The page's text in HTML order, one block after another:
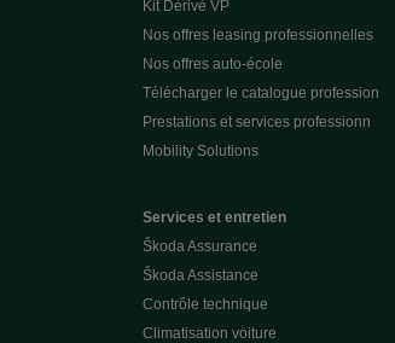
Kit Dérivé VP
Nos offres leasing professionnelles
Nos offres auto-école
Télécharger le catalogue profession
Prestations et services professionn
Mobility Solutions
Services et entretien
Škoda Assurance
Škoda Assistance
Contrôle technique
Climatisation voiture